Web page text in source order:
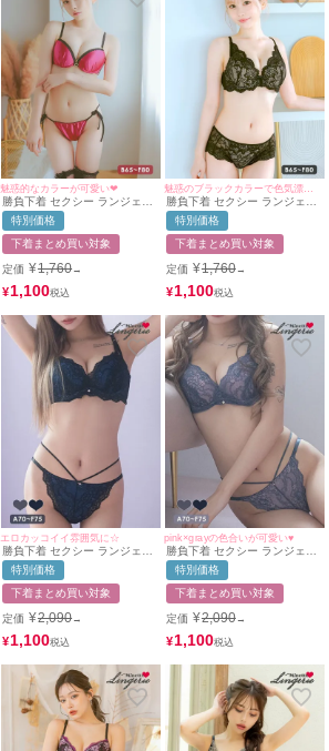
魅惑的なカラーが可愛い❤︎
勝負下着 セクシー ランジェリ
ー サテンカップセクシーバス
トジップブラジャー＆ショーツ
2点セット
特別価格
下着まとめ買い対象
定価 ¥1,760→
¥1,100
魅惑のブラックカラーで色気漂う❤︎
勝負下着 セクシー ランジェリ
ー ゴージャスヌーディーブラ
ックレースカップブラジャー＆
ショーツ2点セット
特別価格
下着まとめ買い対象
定価 ¥1,760→
¥1,100
エロカッコイイ雰囲気に☆
勝負下着 セクシー ランジェリ
ー ブラックレース×ブルー脇高
ブラジャー＆ラインショーツ2
点セット
特別価格
下着まとめ買い対象
定価 ¥2,090→
¥1,100
pink×grayの色合いが可愛い♥
勝負下着 セクシー ランジェリ
ー ラインデザインフラワース
カラップレース脇高ブラジャー
＆ショーツ2点セット
特別価格
下着まとめ買い対象
定価 ¥2,090→
¥1,100